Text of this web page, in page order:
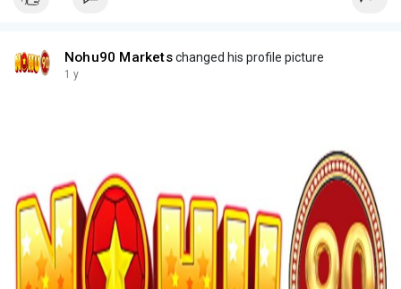
Nohu90 Marketschanged his profile picture
1 y